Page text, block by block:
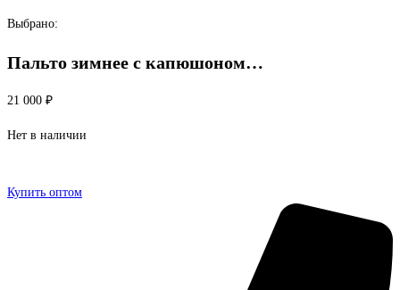
Перейти
содержимому
Выбрано:
Пальто зимнее с капюшоном…
21 000 ₽
Нет в наличии
Купить оптом